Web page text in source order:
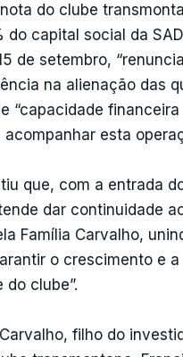
do clube
do capital social da
de setembro,
na alienação das
“capacidade financeira
esta
que, com a entrada
dar continuidade
Família Carvalho,
o crescimento e a
clube”.
filho do